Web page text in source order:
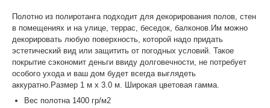
Полотно из полиротанга подходит для декорирования полов, стен
в помещениях и на улице, террас, беседок, балконов. Им можно
декорировать любую поверхность, которой надо придать
эстетический вид или защитить от погодных условий. Такое
покрытие сэкономит деньги ввиду долговечности, не потребует
особого ухода и ваш дом будет всегда выглядеть
аккуратно.Размер 1 м x 3.0 м. Широкая цветовая гамма.
Вес полотна 1400 гр/м2